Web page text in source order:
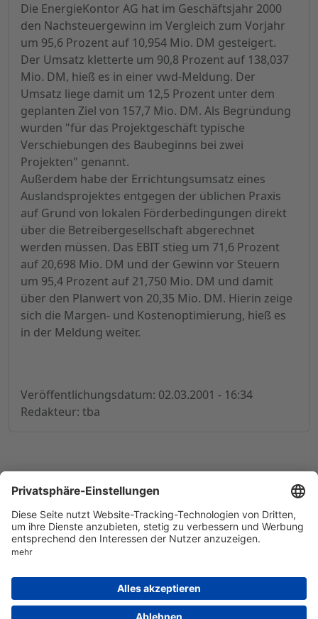
Die EnergieKontor AG hat im Geschäftsjahr 2000
den Nachsteuergewinn im Vergleich zum Vorjahr
um 95,6 Prozent auf 10,954 Mio. DM gesteigert.
Der Umsatz kletterte um 90,8 Prozent auf 138,037
Mio. DM, hieß es in einer vwd-Meldung. Der
Umsatz liege damit um 12,5 Prozent unter dem
geplanten Ziel von 157,7 Mio. DM. Als Begründung
wurden "für das Projektgeschäft typische
Verschiebungen des Baubeginns bei zwei
Projekten" genannt.
Außerdem habe der Errichtungsumsatz eines
Auslandsprojektes entgegen der üblichen Praxis
auf Grund von lokalen Förderbedingungen direkt
über die Betreibergesellschaft abgerechnet
werden müssen. Das EBIT stieg um 71,6 Prozent
auf 20,698 Mio. DM und der Gewinn vor Steuern
um 95,4 Prozent auf 21,750 Mio. DM und damit
über den Planwert von 20,35 Mio. DM. Hierin zeige
sich die Margen- und Kostenoptimierung, hieß es
in der Meldung weiter.
Veröffentlichungsdatum: 02.03.2001 - 16:34
Redakteur: tba
© 1998-2026by GSC Research GmbH
Datenschutz